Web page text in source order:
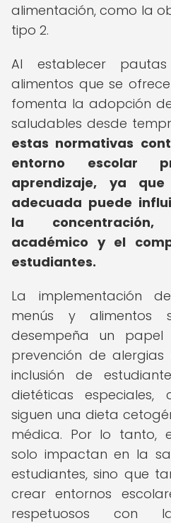
alimentación, como la
tipo 2.
Al establecer
alimentos que se
fomenta la adopción
saludables desde
estas normativas
entorno escolar
aprendizaje, ya
adecuada puede
la
académico y el
estudiantes.
La implementación
menús y alimentos
desempeña un
prevención de
inclusión de
dietéticas especiales,
siguen una dieta
médica. Por lo tanto,
solo impactan en la
estudiantes, sino que
crear entornos
respetuosos con